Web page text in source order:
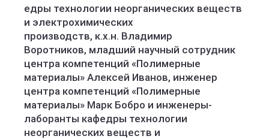
едры технологии неорганических веществ
и электрохимических
производств, к.х.н. Владимир
Воротников, младший научный сотрудник
центра компетенций «Полимерные
материалы» Алексей Иванов, инженер
центра компетенций «Полимерные
материалы» Марк Бобро и инженеры-
лаборанты кафедры технологии
неорганических веществ и